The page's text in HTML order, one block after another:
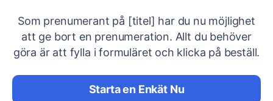
Som prenumerant på [titel] har du nu möjlighet
att ge bort en prenumeration. Allt du behöver
göra är att fylla i formuläret och klicka på beställ.
Starta en Enkät Nu